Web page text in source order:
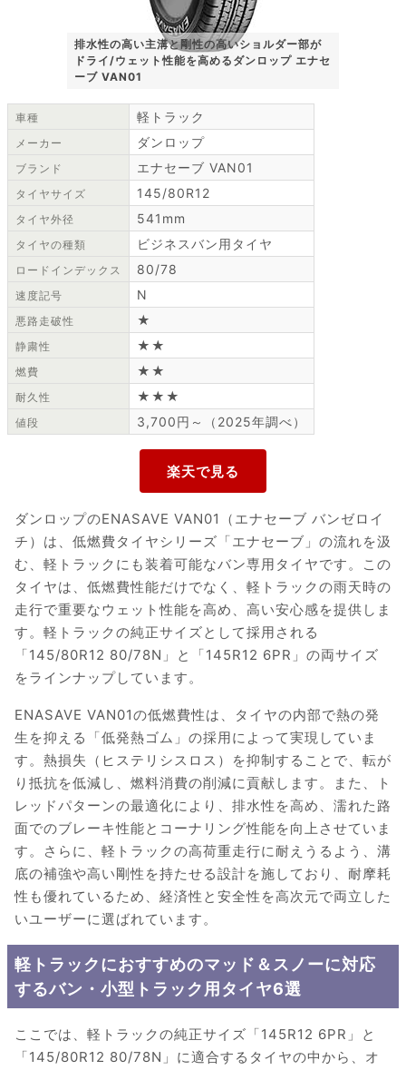
排水性の高い主溝と剛性の高いショルダー部が
ドライ/ウェット性能を高めるダンロップ エナセ
ーブ VAN01
車種 軽トラック
メーカー ダンロップ
ブランド エナセーブ VAN01
タイヤサイズ 145/80R12
タイヤ外径 541mm
タイヤの種類 ビジネスバン用タイヤ
ロードインデックス 80/78
速度記号 N
悪路走破性 ★
静粛性 ★★
燃費 ★★
耐久性 ★★★
値段 3,700円～（2025年調べ）
ダンロップのENASAVE VAN01（エナセーブ バンゼロイ
チ）は、低燃費タイヤシリーズ「エナセーブ」の流れを汲
む、軽トラックにも装着可能なバン専用タイヤです。この
タイヤは、低燃費性能だけでなく、軽トラックの雨天時の
走行で重要なウェット性能を高め、高い安心感を提供しま
す。軽トラックの純正サイズとして採用される
「145/80R12 80/78N」と「145R12 6PR」の両サイズ
をラインナップしています。
ENASAVE VAN01の低燃費性は、タイヤの内部で熱の発
生を抑える「低発熱ゴム」の採用によって実現していま
す。熱損失（ヒステリシスロス）を抑制することで、転が
り抵抗を低減し、燃料消費の削減に貢献します。また、ト
レッドパターンの最適化により、排水性を高め、濡れた路
面でのブレーキ性能とコーナリング性能を向上させていま
す。さらに、軽トラックの高荷重走行に耐えうるよう、溝
底の補強や高い剛性を持たせる設計を施しており、耐摩耗
性も優れているため、経済性と安全性を高次元で両立した
いユーザーに選ばれています。
軽トラックにおすすめのマッド＆スノーに対応
するバン・小型トラック用タイヤ6選
ここでは、軽トラックの純正サイズ「145R12 6PR」と
「145/80R12 80/78N」に適合するタイヤの中から、オ